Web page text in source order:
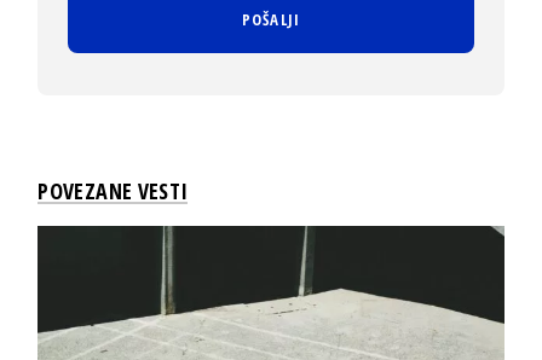
POVEZANE VESTI